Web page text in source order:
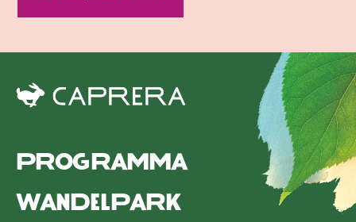
Programma
Wandelpark